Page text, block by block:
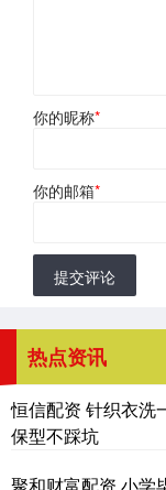
你的昵称*
你的邮箱*
提交评论
热点资讯
恒信配资 针织衣洗
保型不踩坑
聚和财富配资 小学